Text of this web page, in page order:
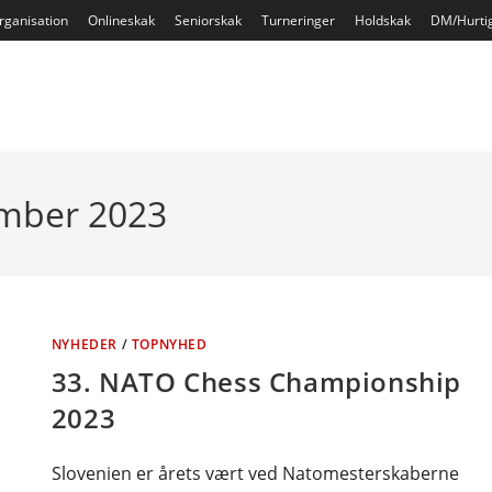
Onlineskak Seniorskak Turneringer Holdskak DM/
2023
NYHEDER / TOPNYHED
33. NATO Chess Championship
2023
Slovenien er årets vært ved Natomesterskaberne